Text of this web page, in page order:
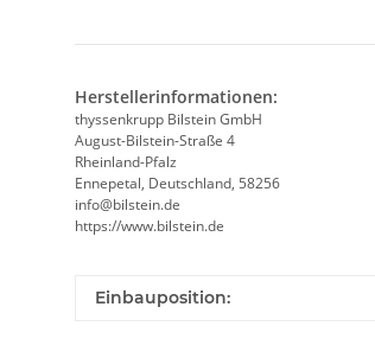
Herstellerinformationen:
thyssenkrupp Bilstein GmbH
August-Bilstein-Straße 4
Rheinland-Pfalz
Ennepetal, Deutschland, 58256
info@bilstein.de
https://www.bilstein.de
Einbauposition: